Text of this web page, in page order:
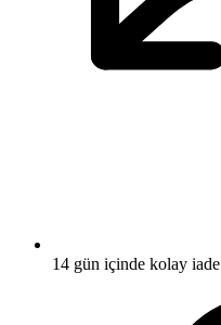
14 gün içinde kolay iade